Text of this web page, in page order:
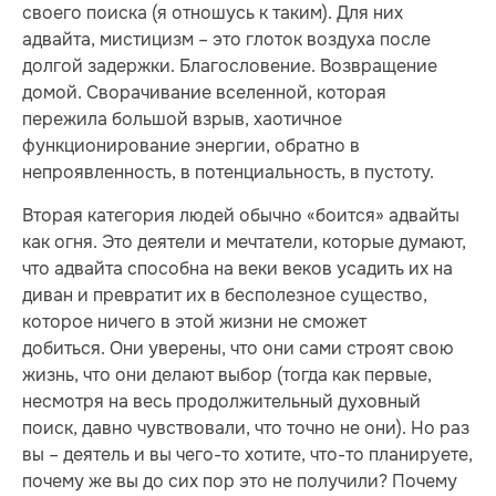
своего поиска (я отношусь к таким). Для них
адвайта, мистицизм – это глоток воздуха после
долгой задержки. Благословение. Возвращение
домой. Сворачивание вселенной, которая
пережила большой взрыв, хаотичное
функционирование энергии, обратно в
непроявленность, в потенциальность, в пустоту.
Вторая категория людей обычно «боится» адвайты
как огня. Это деятели и мечтатели, которые думают,
что адвайта способна на веки веков усадить их на
диван и превратит их в бесполезное существо,
которое ничего в этой жизни не сможет
добиться. Они уверены, что они сами строят свою
жизнь, что они делают выбор (тогда как первые,
несмотря на весь продолжительный духовный
поиск, давно чувствовали, что точно не они). Но раз
вы – деятель и вы чего-то хотите, что-то планируете,
почему же вы до сих пор это не получили? Почему